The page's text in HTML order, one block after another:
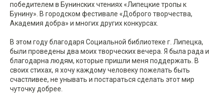
победителем в Бунинских чтениях «Липецкие тропы к
Бунину». В городском фестивале «Доброго творчества,
Академия добра» и многих других конкурсах.
В этом году благодаря Социальной библиотеке г. Липецка,
были проведены два моих творческих вечера. Я была рада и
благодарна людям, которые пришли меня поддержать. В
своих стихах, я хочу каждому человеку пожелать быть
счастливее, не унывать и постараться сделать этот мир
чуточку добрее.